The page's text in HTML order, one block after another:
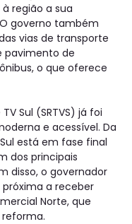
região a sua
governo também
vias de transporte
pavimento de
o que oferece
Sul (SRTVS) já foi
e acessível. Da
está em fase final
dos principais
disso, o governador
próxima a receber
Norte, que